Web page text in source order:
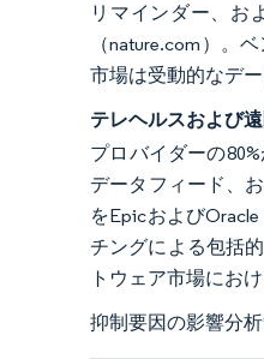
リマインダー、お
（nature.com）。
市場は受動的なデ
テレヘルスおよび
プロバイダーの
データフィード、
をEpicおよび
チングによる包括
トウェア市場にお
抑制要因の影響分析